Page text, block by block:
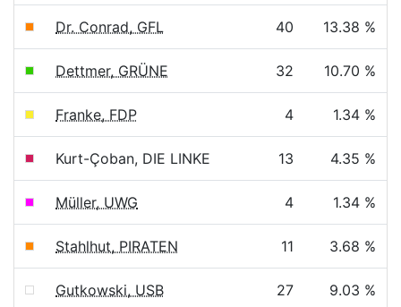
Dr. Conrad, GFL 40 13.38 %
Dettmer, GRÜNE 32 10.70 %
Franke, FDP 4 1.34 %
Kurt-Çoban, DIE LINKE 13 4.35 %
Müller, UWG 4 1.34 %
Stahlhut, PIRATEN 11 3.68 %
Gutkowski, USB 27 9.03 %